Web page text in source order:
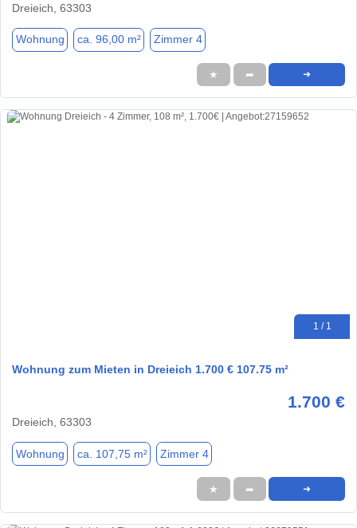
Dreieich, 63303
Wohnung ca. 96,00 m² Zimmer 4
★ ➦ ➜
1 / 1
Wohnung zum Mieten in Dreieich 1.700 € 107.75 m²
1.700 €
Dreieich, 63303
Wohnung ca. 107,75 m² Zimmer 4
★ ➦ ➜